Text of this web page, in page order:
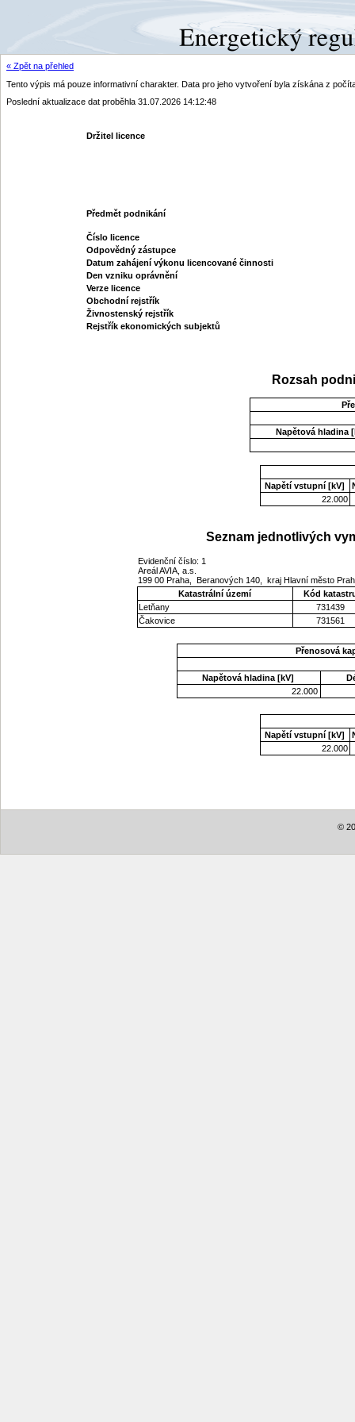
« Zpět na přehled
Tento výpis má pouze informativní charakter. Data pro jeho vytvoření byla získána z
Poslední aktualizace dat proběhla 31.07.2026 14:12:48
Držitel licence
Předmět podnikání
Číslo licence
Odpovědný zástupce
Datum zahájení výkonu licencované činnosti
Den vzniku oprávnění
Verze licence
Obchodní rejstřík
Živnostenský rejstřík
Rejstřík ekonomických subjektů
Rozsah
Napětová hladina
Napětí vstupní [kV]
22.000
Seznam jednotlivých
Evidenční číslo: 1
Areál AVIA, a.s.
199 00 Praha, Beranových 140, kraj Hlavní město
Katastrální území
Kód
Letňany
731439
Čakovice
731561
Přenosová
Napětová hladina [kV]
22.000
Napětí vstupní [kV]
22.000
©